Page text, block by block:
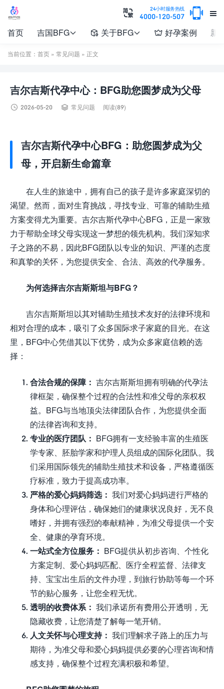

24小时服务热线
4000-120-507 

首页 吉国BFG  关于BFG  好孕案例 新
当前位置： 首页 » 常见问题 » 正文
吉尔吉斯代孕中心：BFG助您圆梦成为父母
 2026-05-20  常见问题 阅读(89)
吉尔吉斯代孕中心BFG：助您圆梦成为父
母，开启新生命篇章
在人生的旅途中，拥有自己的孩子是许多家庭深切的
渴望。然而，面对生育挑战，寻找专业、可靠的辅助生殖
方案变得尤为重要。吉尔吉斯代孕中心BFG，正是一家致
力于帮助全球父母实现这一梦想的领先机构。我们深知求
子之路的不易，因此BFG团队以专业的知识、严谨的态度
和真挚的关怀，为您提供安全、合法、高效的代孕服务。
为何选择吉尔吉斯斯坦与BFG？
吉尔吉斯斯坦以其对辅助生殖技术友好的法律环境和
相对合理的成本，吸引了众多国际求子家庭的目光。在这
里，BFG中心凭借其以下优势，成为众多家庭信赖的选
择：
合法合规的保障： 吉尔吉斯斯坦拥有明确的代孕法
律框架，确保整个过程的合法性和准父母的亲权权
益。BFG与当地顶尖法律团队合作，为您提供全面
的法律咨询和支持。
专业的医疗团队： BFG拥有一支经验丰富的生殖医
学专家、胚胎学家和护理人员组成的国际化团队。我
们采用国际领先的辅助生殖技术和设备，严格遵循医
疗标准，致力于提高成功率。
严格的爱心妈妈筛选： 我们对爱心妈妈进行严格的
身体和心理评估，确保她们的健康状况良好，无不良
嗜好，并拥有强烈的奉献精神，为准父母提供一个安
全、健康的孕育环境。
一站式全方位服务： BFG提供从初步咨询、个性化
方案定制、爱心妈妈匹配、医疗全程监督、法律支
持、宝宝出生后的文件办理，到旅行协助等每一个环
节的贴心服务，让您全程无忧。
透明的收费体系： 我们承诺所有费用公开透明，无
隐藏收费，让您清楚了解每一笔开销。
人文关怀与心理支持： 我们理解求子路上的压力与
期待，为准父母和爱心妈妈提供必要的心理咨询和情
感支持，确保整个过程充满积极和希望。